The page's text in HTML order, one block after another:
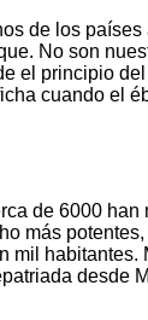
de los
No son
el principio
cuando el
de 6000
más
desde